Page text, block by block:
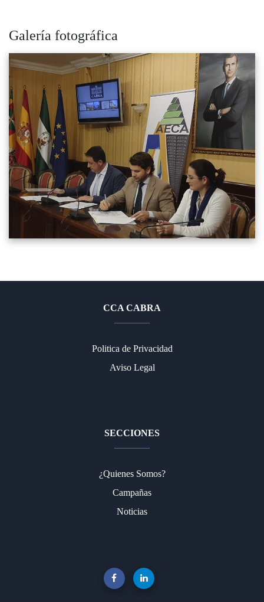
Galería fotográfica
CCA CABRA
Politica de Privacidad
Aviso Legal
SECCIONES
¿Quienes Somos?
Campañas
Noticias